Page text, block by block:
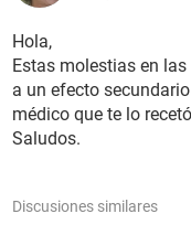
Hola,
Estas molestias en
a un efecto
médico que te lo
Saludos.
Discusiones similares